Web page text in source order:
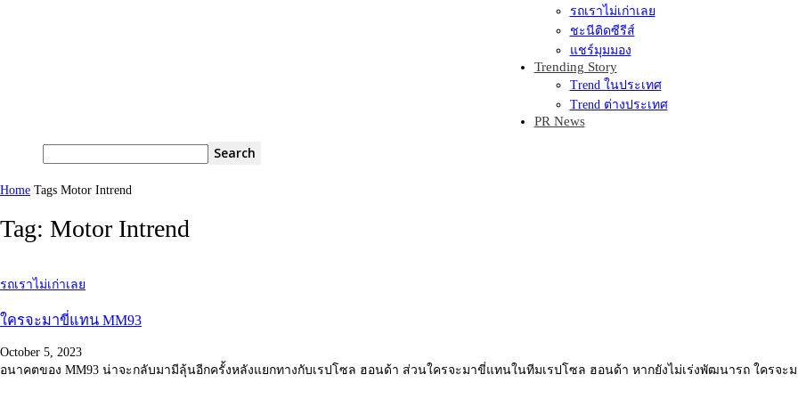
รถเราไม่เก่าเลย
ชะนีติดซีรีส์
แชร์มุมมอง
Trending Story
Trend ในประเทศ
Trend ต่างประเทศ
PR News
Home Tags Motor Intrend
Tag: Motor Intrend
รถเราไม่เก่าเลย
ใครจะมาขี่แทน MM93
October 5, 2023
อนาคตของ MM93 น่าจะกลับมามีลุ้นอีกครั้งหลังแยกทางกับเรปโซล ฮอนด้า ส่วนใครจะมาขี่แทนในทีมเรปโซล ฮอนด้า หากยังไม่เร่งพัฒนารถ ใครจะม